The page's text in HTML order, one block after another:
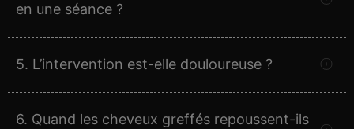
en une séance ?
5. L’intervention est-elle douloureuse ?
6. Quand les cheveux greffés repoussent-ils